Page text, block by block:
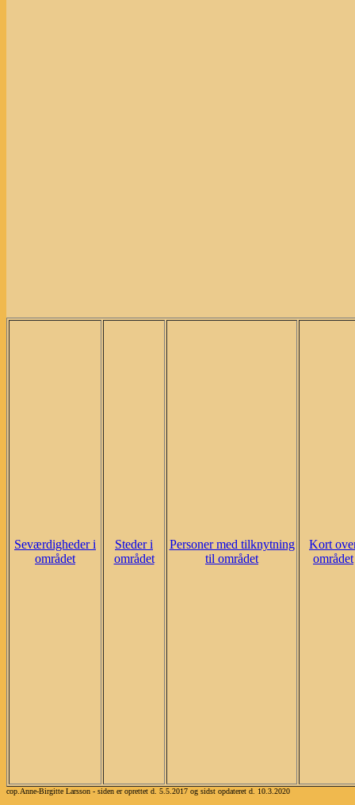
Seværdigheder i
området
Steder i
området
Personer med tilknytning
til området
Kort
området
cop.Anne-Birgitte Larsson - siden er oprettet d. 5.5.2017 og sidst opdateret d. 10.3.2020